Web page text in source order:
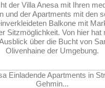
der Villa Anesa mit Ihren
und der Apartments mit den
Balkone mit
Sitzmöglichkeit. Von hier hat
über die Bucht von
Olivenhaine der Umgebung.